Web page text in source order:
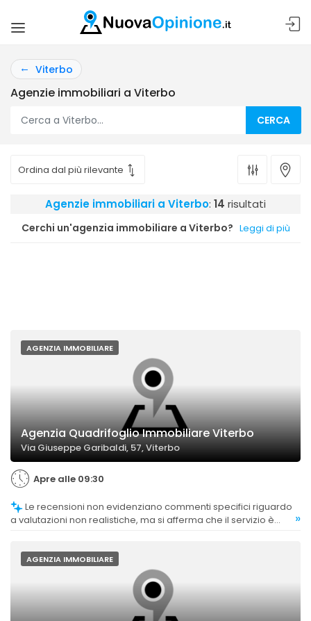
Viterbo
Agenzie immobiliari a Viterbo
CERCA
Agenzie immobiliari a Viterbo: 14 risultati
Cerchi un'agenzia immobiliare a Viterbo? Leggi di più
AGENZIA IMMOBILIARE
Agenzia Quadrifoglio Immobiliare Viterbo
Via Giuseppe Garibaldi, 57, Viterbo
Apre alle 09:30
a valutazioni non realistiche, ma si afferma che il servizio è
»
AGENZIA IMMOBILIARE